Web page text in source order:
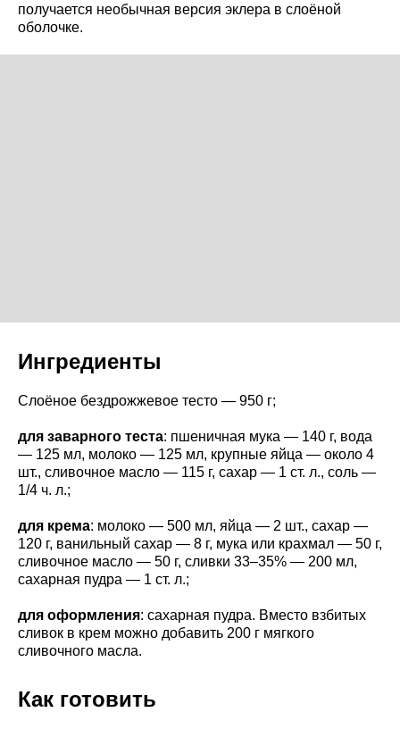
получается необычная версия эклера в слоёной
оболочке.
Ингредиенты
Слоёное бездрожжевое тесто — 950 г;
для заварного теста: пшеничная мука — 140 г, вода
— 125 мл, молоко — 125 мл, крупные яйца — около 4
шт., сливочное масло — 115 г, сахар — 1 ст. л., соль —
1/4 ч. л.;
для крема: молоко — 500 мл, яйца — 2 шт., сахар —
120 г, ванильный сахар — 8 г, мука или крахмал — 50 г,
сливочное масло — 50 г, сливки 33–35% — 200 мл,
сахарная пудра — 1 ст. л.;
для оформления: сахарная пудра. Вместо взбитых
сливок в крем можно добавить 200 г мягкого
сливочного масла.
Как готовить